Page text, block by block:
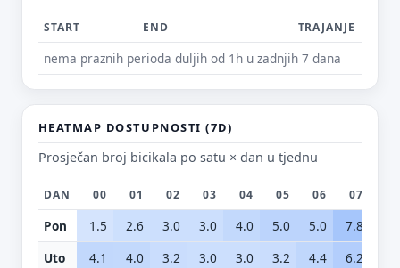
START END TRAJANJE
nema praznih perioda duljih od 1h u zadnjih 7 dana
HEATMAP DOSTUPNOSTI (7D)
Prosječan broj bicikala po satu × dan u tjednu
DAN 00 01 02 03 04 05 06 07
Pon 1.5 2.6 3.0 3.0 4.0 5.0 5.0 7.8
Uto
4.1 4.0 3.2 3.0 3.0 3.2 4.4 6.2